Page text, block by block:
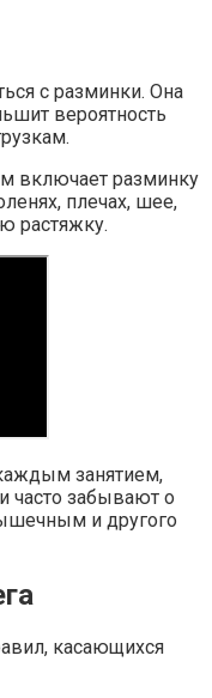
с разминки. Она
вероятность
включает разминку
плечах, шее,
растяжку.
занятием,
часто забывают о
и другого
касающихся